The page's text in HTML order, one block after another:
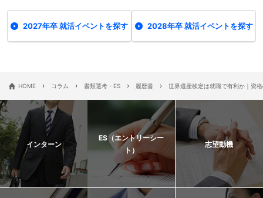
2027年卒 就活イベントを探す 2028年卒 就活イベントを探す
HOME › コラム › 書類選考・ES › 履歴書 › 世界遺産検定は就職で有利か｜資
インターン
ES（エントリーシー
ト）
志望動機